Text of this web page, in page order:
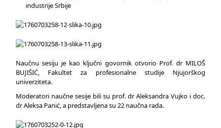
industrije Srbije
Naučnu sesiju je kao ključni govornik otvorio Prof. dr MILOŠ
BUJIŠIĆ, Fakultet za profesionalne studije Njujorškog
univerziteta.
Moderatori naučne sesije bili su prof. dr Aleksandra Vujko i doc.
dr Aleksa Panić, a predstavljena su 22 naučna rada.